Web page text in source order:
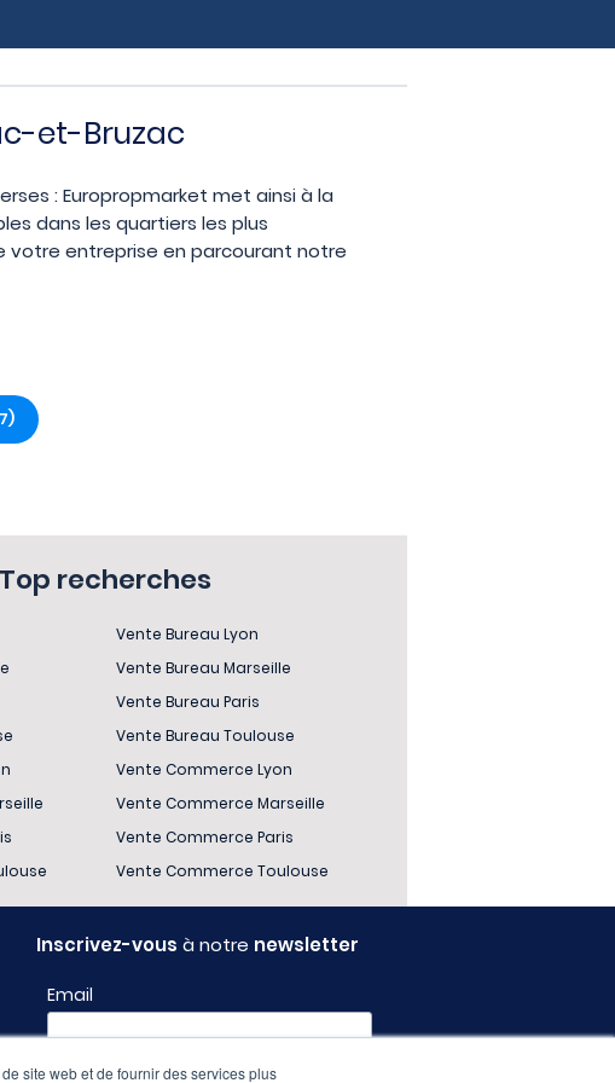
site web et de fournir des services plus
et-Bruzac
: Europropmarket met ainsi à la
dans les quartiers les plus
votre entreprise en parcourant notre
Top recherches
Vente Bureau Lyon
Vente Bureau Marseille
Vente Bureau Paris
Vente Bureau Toulouse
Vente Commerce Lyon
Vente Commerce Marseille
Vente Commerce Paris
Vente Commerce Toulouse
Inscrivez-vous à notre newsletter
Email
Profil